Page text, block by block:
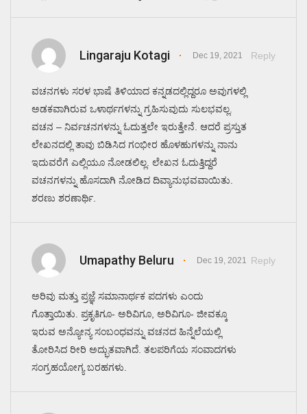
Lingaraju Kotagi Dec 19, 2021 Reply
ವಚನಗಳು ಸರಳ ಭಾಷೆ ತಿಳಿಯಾದ ಕನ್ನಡದಲ್ಲಿದ್ದರೂ ಅವುಗಳಲ್ಲಿ
ಅಡಕವಾಗಿರುವ ಒಳಾರ್ಥಗಳನ್ನು ಗ್ರಹಿಸುವುದು ಸುಲಭವಲ್ಲ.
ವಚನ – ನಿರ್ವಚನಗಳನ್ನು ಓದುತ್ತಲೇ ಇರುತ್ತೇನೆ. ಆದರೆ ಪ್ರಸ್ತುತ
ಲೇಖನದಲ್ಲಿ ತಾವು ಬಿಡಿಸಿದ ಗಂಭೀರ ಹೊಳಹುಗಳನ್ನು ನಾನು
ಇದುವರೆಗೆ ಎಲ್ಲಿಯೂ ನೋಡಲಿಲ್ಲ. ಲೇಖನ ಓದುತ್ತಿದ್ದರೆ
ವಚನಗಳನ್ನು ಹೊಸದಾಗಿ ನೋಡಿದ ದಿವ್ಯಾನುಭವವಾಯಿತು.
ಶರಣು ಶರಣಾರ್ಥಿ.
Umapathy Beluru Dec 19, 2021 Reply
ಅರಿವು ಮತ್ತು ಪ್ರಜ್ಞೆ ಸಮಾನಾರ್ಥಕ ಪದಗಳು ಎಂದು
ಗೊತ್ತಾಯಿತು. ಪ್ರಕೃತಿಗೂ- ಅರಿವಿಗೂ, ಅರಿವಿಗೂ- ಜೀವಕ್ಕೂ
ಇರುವ ಅನ್ಯೋನ್ಯ ಸಂಬಂಧವನ್ನು ವಚನದ ಹಿನ್ನೆಲೆಯಲ್ಲಿ
ತೋರಿಸಿದ ರೀರಿ ಅದ್ಭುತವಾಗಿದೆ. ತಲಪರಿಗೆಯ ಸಂವಾದಗಳು
ಸಂಗ್ರಹಯೋಗ್ಯ ಬರಹಗಳು.